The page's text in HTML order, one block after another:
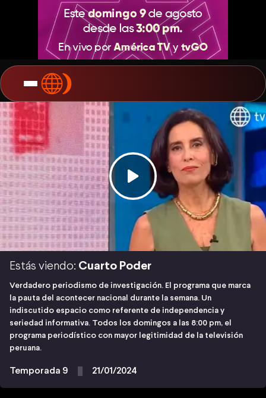
Estás viendo: Cuarto Poder
Verdadero periodismo de investigación. El programa que marca
la pauta del acontecer nacional durante la semana. Un
indiscutido espacio como referente de independencia y
seriedad informativa. Todos los domingos a las 8:00 pm, el
programa periodístico con mayor legitimidad de la televisión
peruana.
Temporada 9 21/01/2024